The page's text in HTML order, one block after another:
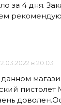
за 4 дня.
в 20:03
пистолет